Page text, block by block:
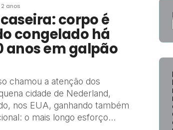
anos
corpo é
congelado há
anos em galpão
chamou a atenção dos
cidade de Nederland,
nos EUA, ganhando também
o mais longo esforço...